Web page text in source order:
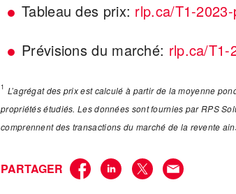
Tableau des prix: rlp.ca/T1-
Prévisions du marché: rlp.ca/T1-
1 L’agrégat des prix est calculé à partir de la moyenne
propriétés étudiés. Les données sont fournies par RPS
comprennent des transactions du marché de la revente
PARTAGER